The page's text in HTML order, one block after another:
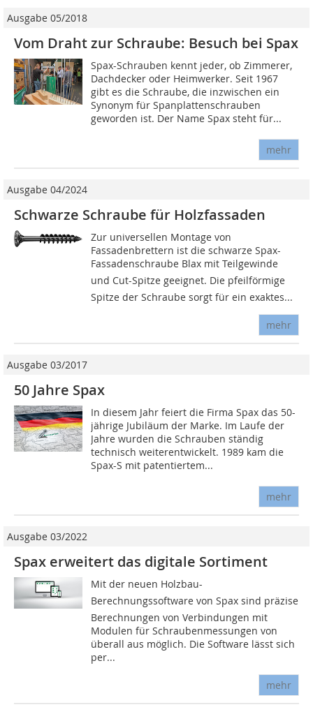
Ausgabe 05/2018
Vom Draht zur Schraube: Besuch bei Spax
Spax-Schrauben kennt jeder, ob Zimmerer,
Dachdecker oder Heimwerker. Seit 1967
gibt es die Schraube, die inzwischen ein
Synonym für Spanplattenschrauben
geworden ist. Der Name Spax steht für...
mehr
Ausgabe 04/2024
Schwarze Schraube für Holzfassaden
Zur universellen Montage von
Fassadenbrettern ist die schwarze Spax-
Fassadenschraube Blax mit Teilgewinde
und Cut-Spitze geeignet. Die pfeilförmige
Spitze der Schraube sorgt für ein exaktes...
mehr
Ausgabe 03/2017
50 Jahre Spax
In diesem Jahr feiert die Firma Spax das 50-
jährige Jubiläum der Marke. Im Laufe der
Jahre wurden die Schrauben ständig
technisch weiterentwickelt. 1989 kam die
Spax-S mit patentiertem...
mehr
Ausgabe 03/2022
Spax erweitert das digitale Sortiment
Mit der neuen Holzbau-
Berechnungssoftware von Spax sind präzise
Berechnungen von Verbindungen mit
Modulen für Schraubenmessungen von
überall aus möglich. Die Software lässt sich
per...
mehr